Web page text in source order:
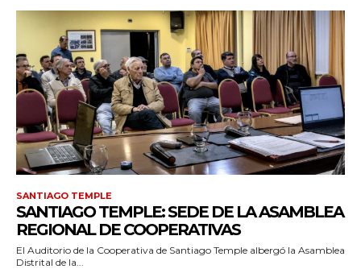
SANTIAGO TEMPLE
SANTIAGO TEMPLE: SEDE DE LA ASAMBLEA
REGIONAL DE COOPERATIVAS
El Auditorio de la Cooperativa de Santiago Temple albergó la Asamblea
Distrital de la...